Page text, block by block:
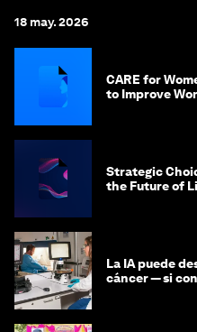
18 may. 2026
CARE for
to Improve
Strategic
the Future of
La IA puede
cáncer — si